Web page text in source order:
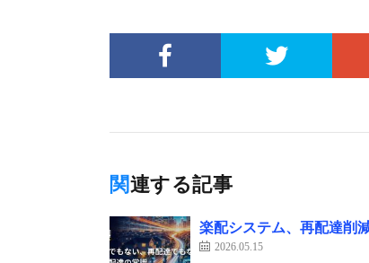
関連する記事
楽配システム、再配達削
2026.05.15